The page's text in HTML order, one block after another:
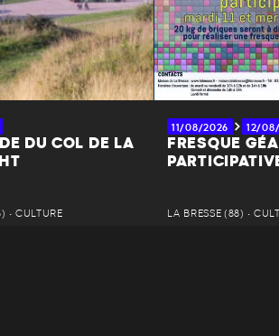
DU COL DE LA
• CULTURE
11/08/2026 12/
FRESQUE
LA BRESSE (88) •